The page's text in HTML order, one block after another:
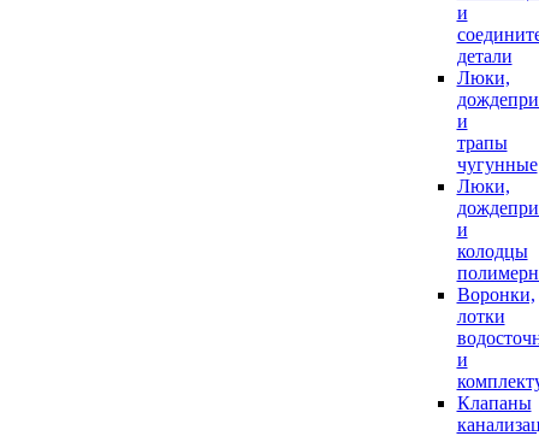
и
детали
Люки,
и
трапы
чугунные
Люки,
и
колодцы
Воронки,
лотки
и
Клапаны